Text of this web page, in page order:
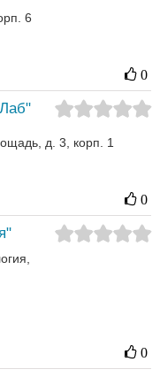
6
0
д. 3, корп. 1
0
0